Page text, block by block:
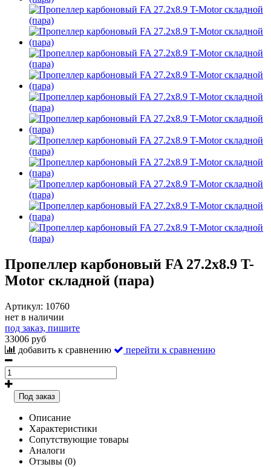
Пропеллер карбоновый FA 27.2x8.9 T-
Motor складной (пара)
Артикул: 10760
нет в наличии
под заказ, пишите
33006 руб
добавить к сравнению
перейти к сравнению
Под заказ
Описание
Характеристики
Сопутствующие товары
Аналоги
Отзывы (0)